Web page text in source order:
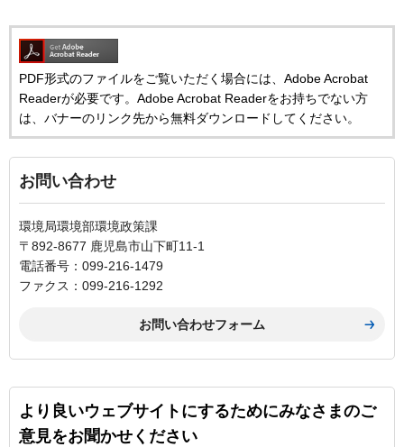
PDF形式のファイルをご覧いただく場合には、Adobe Acrobat
Readerが必要です。Adobe Acrobat Readerをお持ちでない方
は、バナーのリンク先から無料ダウンロードしてください。
お問い合わせ
環境局環境部環境政策課
〒892-8677 鹿児島市山下町11-1
電話番号：099-216-1479
ファクス：099-216-1292
より良いウェブサイトにするためにみなさまのご
意見をお聞かせください